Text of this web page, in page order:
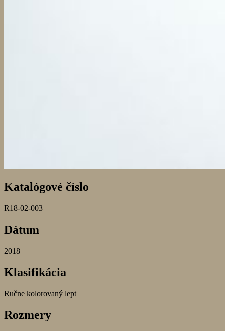
Katalógové číslo
R18-02-003
Dátum
2018
Klasifikácia
Ručne kolorovaný lept
Rozmery